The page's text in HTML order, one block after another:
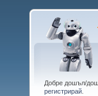
Добре дошъл/
регистрирай